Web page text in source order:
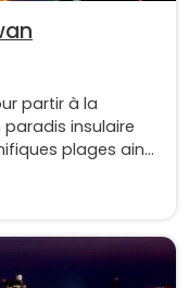
partir à la
insulaire
plages ain...